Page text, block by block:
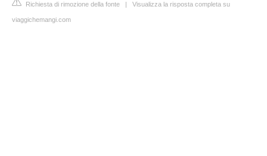
Richiesta di rimozione della fonte | Visualizza la risposta completa su
viaggichemangi.com